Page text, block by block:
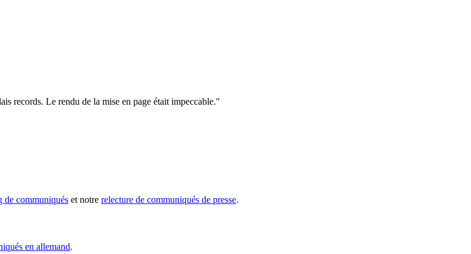
records. Le rendu de la mise en page était impeccable."
de communiqués et notre relecture de communiqués de presse.
en allemand.